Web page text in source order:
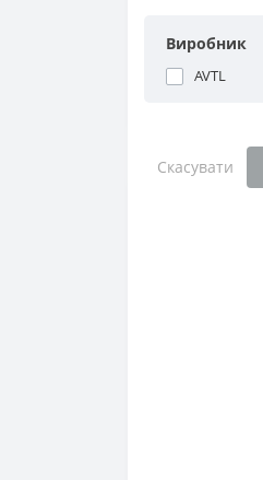
Виробник
AVTL
Скасувати